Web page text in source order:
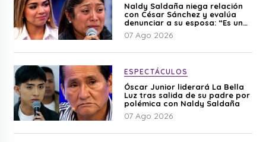
Naldy Saldaña niega relación
con César Sánchez y evalúa
denunciar a su esposa: “Es una
difamación”
07 Ago 2026
ESPECTÁCULOS
Óscar Junior liderará La Bella
Luz tras salida de su padre por
polémica con Naldy Saldaña
07 Ago 2026